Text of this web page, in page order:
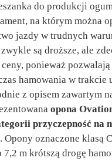
do produkcji
na którym można
jazdy w trudnych
są droższe, ale
ponieważ pozwalają
hamowania w trakcie
z opisem zawartym
opona
przyczepność na
. Opony oznaczone klasą C
7,2 m krótszą drogę